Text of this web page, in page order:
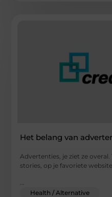
Het belang van
Advertenties, je ziet ze
stories, op je favoriete
Health / Alternative